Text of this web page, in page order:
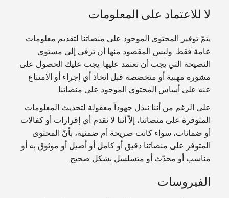
لا للاعتماد على المعلومات
يتمّ توفير المحتوى الموجود على منصاتنا لتقديم معلومات
عامة فقط. وليس المقصود منها أن ترقى إلى مستوى
النصيحة التي يجب أن تعتمد عليها. يجب عليك الحصول على
مشورة مهنية أو متخصصة قبل اتخاذ أي إجراء أو الامتناع
عنه على أساس المحتوى الموجود على منصاتنا.
على الرغم من أننا نبذل جهوداً معقولة لتحديث المعلومات
المتوفرة على منصاتنا، إلاّ أننا لا نقدم أي إقرارات أو كفالات
أو ضمانات، سواء كانت صريحة أم ضمنية، بأنّ المحتوى
المتوفر على منصاتنا دقيق أو كامل أو أصيل أو موثوق به أو
مناسب أو محدّث أو متسلسل بشكل صحيح.
الفيروسات